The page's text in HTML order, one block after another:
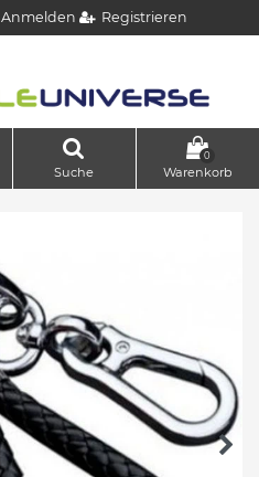
Anmelden Registrieren
Suche
0
Warenkorb